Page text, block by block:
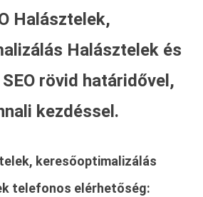
Halásztelek,
Halásztelek és
rövid határidővel,
kezdéssel.
keresőoptimalizálás
telefonos elérhetőség: